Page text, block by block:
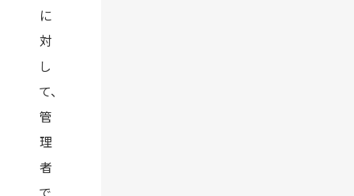
に
対
し
て、
管
理
者
で